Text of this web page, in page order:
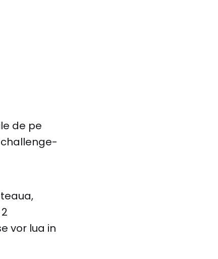
de pe
vor lua in